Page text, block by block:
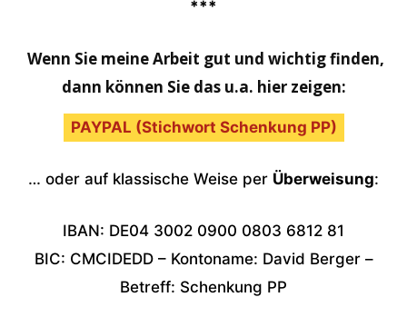
***
Wenn Sie meine Arbeit gut und wichtig finden,
dann können Sie das u.a. hier zeigen:
PAYPAL (Stichwort Schenkung PP)
… oder auf klassische Weise per Überweisung:
IBAN: DE04 3002 0900 0803 6812 81
BIC: CMCIDEDD – Kontoname: David Berger –
Betreff: Schenkung PP